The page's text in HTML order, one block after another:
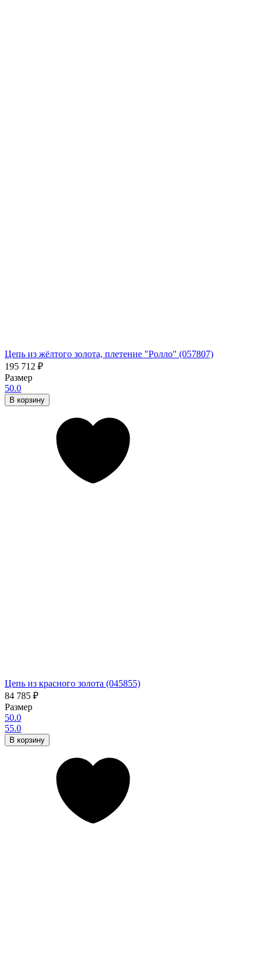
Цепь из жёлтого золота, плетение "Ролло" (057807)
195 712 ₽
Размер
50.0
В корзину
Цепь из красного золота (045855)
84 785 ₽
Размер
50.0
55.0
В корзину